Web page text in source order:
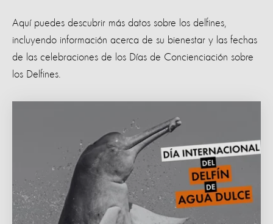
Aquí puedes descubrir más datos sobre los delfines,
incluyendo información acerca de su bienestar y las fechas
de las celebraciones de los Días de Concienciación sobre
los Delfines.